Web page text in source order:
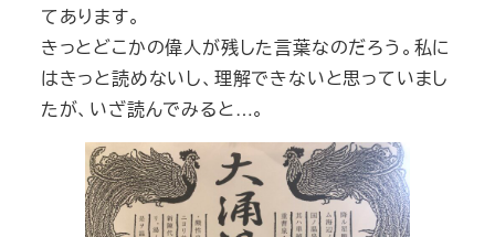
てあります。
きっとどこかの偉人が残した言葉なのだろう。私に
はきっと読めないし、理解できないと思っていまし
たが、いざ読んでみると…。